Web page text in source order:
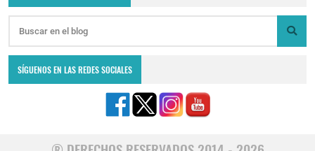
SÍGUENOS EN LAS REDES SOCIALES